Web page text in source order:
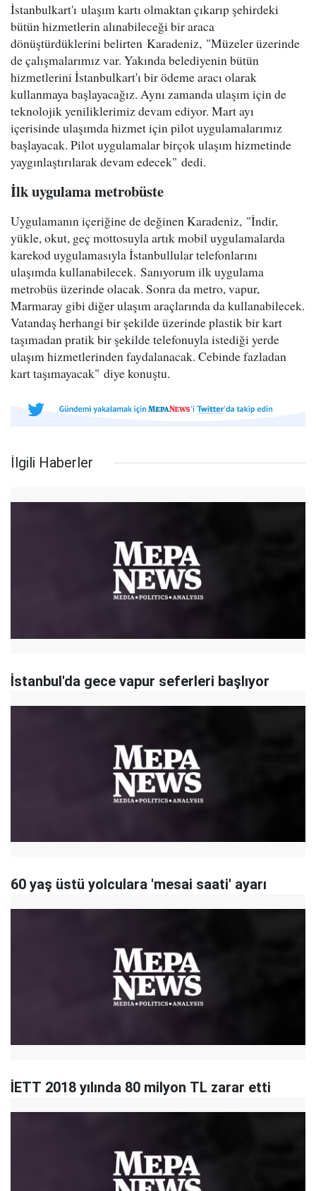
İstanbulkart'ı ulaşım kartı olmaktan çıkarıp şehirdeki
bütün hizmetlerin alınabileceği bir araca
dönüştürdüklerini belirten Karadeniz, "Müzeler üzerinde
de çalışmalarımız var. Yakında belediyenin bütün
hizmetlerini İstanbulkart'ı bir ödeme aracı olarak
kullanmaya başlayacağız. Aynı zamanda ulaşım için de
teknolojik yeniliklerimiz devam ediyor. Mart ayı
içerisinde ulaşımda hizmet için pilot uygulamalarımız
başlayacak. Pilot uygulamalar birçok ulaşım hizmetinde
yaygınlaştırılarak devam edecek" dedi.
İlk uygulama metrobüste
Uygulamanın içeriğine de değinen Karadeniz, "İndir,
yükle, okut, geç mottosuyla artık mobil uygulamalarda
karekod uygulamasıyla İstanbullular telefonlarını
ulaşımda kullanabilecek. Sanıyorum ilk uygulama
metrobüs üzerinde olacak. Sonra da metro, vapur,
Marmaray gibi diğer ulaşım araçlarında da kullanabilecek.
Vatandaş herhangi bir şekilde üzerinde plastik bir kart
taşımadan pratik bir şekilde telefonuyla istediği yerde
ulaşım hizmetlerinden faydalanacak. Cebinde fazladan
kart taşımayacak" diye konuştu.
İlgili Haberler
İstanbul'da gece vapur seferleri başlıyor
60 yaş üstü yolculara 'mesai saati' ayarı
İETT 2018 yılında 80 milyon TL zarar etti